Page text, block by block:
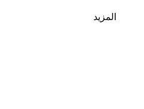
المزيد